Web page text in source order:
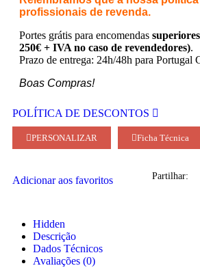
profissionais de revenda.
Portes grátis para encomendas
250€ + IVA no caso de revendedores).
Prazo de entrega: 24h/48h para Portugal
Boas Compras!
POLÍTICA DE DESCONTOS
PERSONALIZAR Ficha Técnica
Adicionar aos favoritos Partilhar:
Hidden
Descrição
Dados Técnicos
Avaliações (0)